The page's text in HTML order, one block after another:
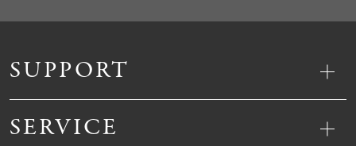
SUPPORT
SERVICE